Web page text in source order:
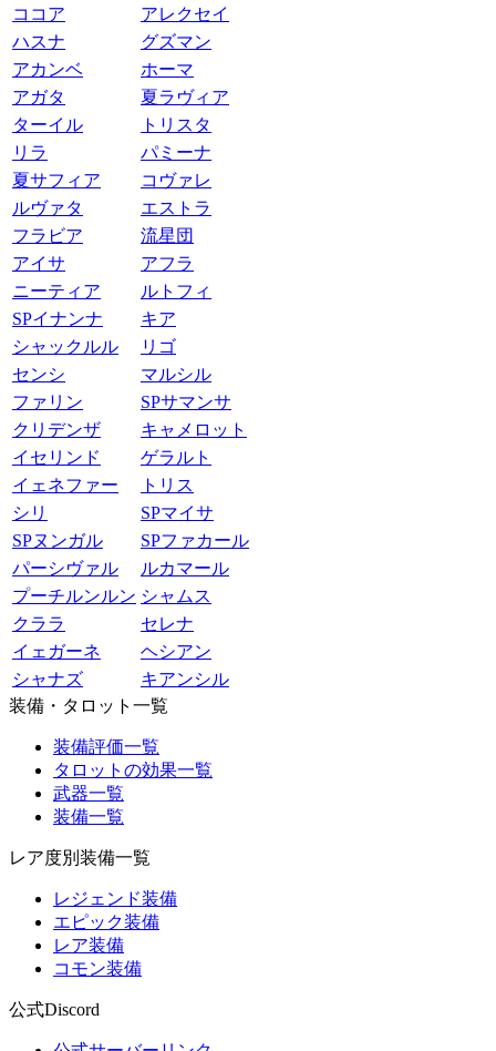
ココア
アレクセイ
ハスナ
グズマン
アカンベ
ホーマ
アガタ
夏ラヴィア
ターイル
トリスタ
リラ
パミーナ
夏サフィア
コヴァレ
ルヴァタ
エストラ
フラビア
流星団
アイサ
アフラ
ニーティア
ルトフィ
SPイナンナ
キア
シャックルル
リゴ
センシ
マルシル
ファリン
SPサマンサ
クリデンザ
キャメロット
イセリンド
ゲラルト
イェネファー
トリス
シリ
SPマイサ
SPヌンガル
SPファカール
パーシヴァル
ルカマール
プーチルンルン シャムス
クララ
セレナ
イェガーネ
ヘシアン
シャナズ
キアンシル
装備・タロット一覧
装備評価一覧
タロットの効果一覧
武器一覧
装備一覧
レア度別装備一覧
レジェンド装備
エピック装備
レア装備
コモン装備
公式Discord